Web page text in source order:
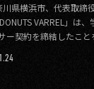
川県横浜市、代表取締
VARREL」は
ー契約を締結したこ